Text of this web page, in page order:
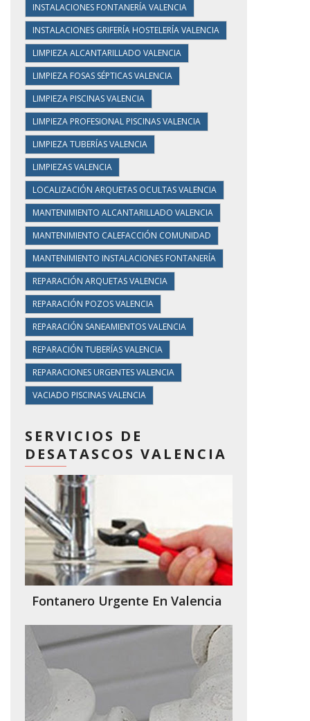
INSTALACIONES FONTANERÍA VALENCIA
INSTALACIONES GRIFERÍA HOSTELERÍA VALENCIA
LIMPIEZA ALCANTARILLADO VALENCIA
LIMPIEZA FOSAS SÉPTICAS VALENCIA
LIMPIEZA PISCINAS VALENCIA
LIMPIEZA PROFESIONAL PISCINAS VALENCIA
LIMPIEZA TUBERÍAS VALENCIA
LIMPIEZAS VALENCIA
LOCALIZACIÓN ARQUETAS OCULTAS VALENCIA
MANTENIMIENTO ALCANTARILLADO VALENCIA
MANTENIMIENTO CALEFACCIÓN COMUNIDAD
MANTENIMIENTO INSTALACIONES FONTANERÍA
REPARACIÓN ARQUETAS VALENCIA
REPARACIÓN POZOS VALENCIA
REPARACIÓN SANEAMIENTOS VALENCIA
REPARACIÓN TUBERÍAS VALENCIA
REPARACIONES URGENTES VALENCIA
VACIADO PISCINAS VALENCIA
SERVICIOS DE
DESATASCOS VALENCIA
Fontanero Urgente En Valencia